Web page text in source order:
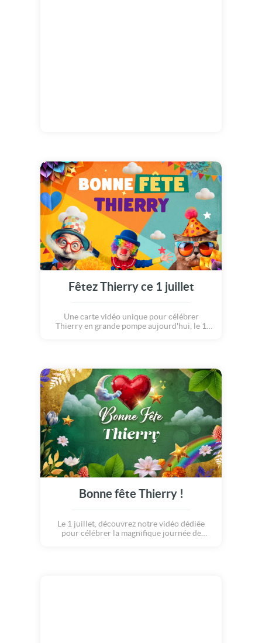
Fêtez Thierry ce 1 juillet
Une carte vidéo unique pour célébrer
Thierry en grande pompe aujourd'hui, le 1
Bonne fête Thierry !
Le 1 juillet, découvrez notre vidéo dédiée
pour célébrer la magnifique journée de